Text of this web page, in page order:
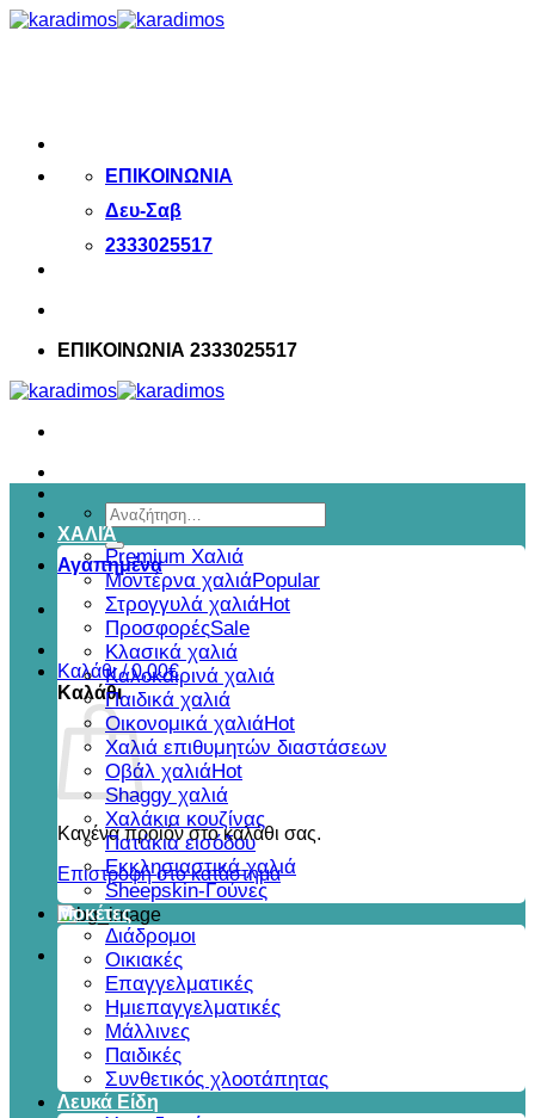
Μετάβαση
ΕΠΙΚΟΙΝΩΝΙΑ
Δευ-Σαβ
2333025517
ΕΠΙΚΟΙΝΩΝΙΑ 2333025517
Αναζήτηση
για:
Αγαπημένα
Καλάθι /0,00€
Καλάθι
Κανένα προϊόν στο καλάθι σας.
Επιστροφή στο κατάστημα
ΧΑΛΙΆ
Premium Χαλιά
Μοντέρνα χαλιά
Στρογγυλά χαλιά
Προσφορές
Κλασικά χαλιά
Καλοκαιρινά χαλιά
Παιδικά χαλιά
Οικονομικά χαλιά
Χαλιά επιθυμητών διαστάσεων
Οβάλ χαλιά
Shaggy χαλιά
Χαλάκια κουζίνας
Πατάκια εισόδου
Εκκλησιαστικά χαλιά
Sheepskin-Γούνες
Μοκέτες
Διάδρομοι
Οικιακές
Επαγγελματικές
Ημιεπαγγελματικές
Μάλλινες
Παιδικές
Συνθετικός χλοοτάπητας
Λευκά Είδη